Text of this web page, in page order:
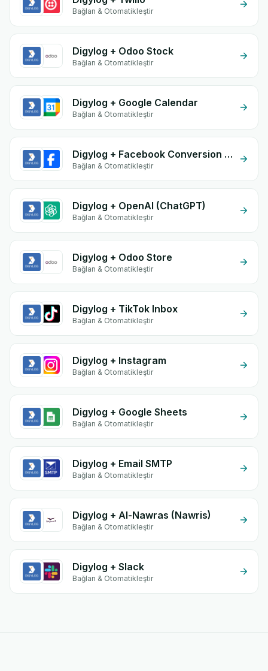
Bağlan & Otomatikleştir
Digylog + Odoo Stock
Bağlan & Otomatikleştir
Digylog + Google Calendar
Bağlan & Otomatikleştir
Digylog + Facebook Conversion API (CAPI)
Bağlan & Otomatikleştir
Digylog + OpenAI (ChatGPT)
Bağlan & Otomatikleştir
Digylog + Odoo Store
Bağlan & Otomatikleştir
Digylog + TikTok Inbox
Bağlan & Otomatikleştir
Digylog + Instagram
Bağlan & Otomatikleştir
Digylog + Google Sheets
Bağlan & Otomatikleştir
Digylog + Email SMTP
Bağlan & Otomatikleştir
Digylog + Al-Nawras (Nawris)
Bağlan & Otomatikleştir
Digylog + Slack
Bağlan & Otomatikleştir